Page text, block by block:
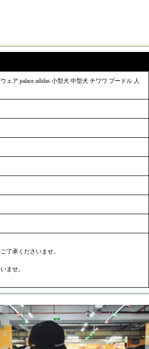
ア palace adidas 小型犬 中型犬 チワワ プードル 人
了承くださいませ。
ませ。